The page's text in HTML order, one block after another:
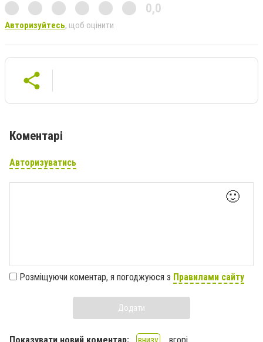
0,0
Авторизуйтесь, щоб оцінити
Коментарі
Авторизуватись
🙂
Розміщуючи коментар, я погоджуюся з Правилами сайту
Додати